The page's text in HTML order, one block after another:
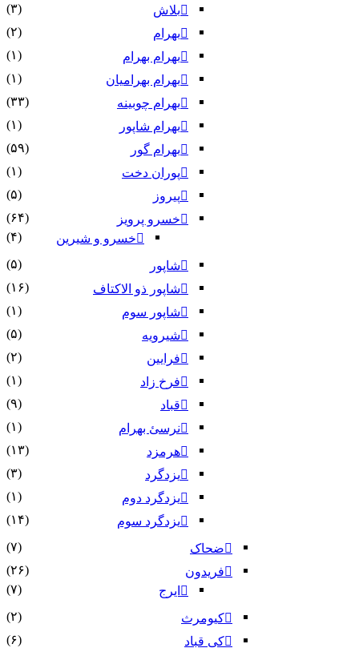
بلاش
(۳)
بهرام
(۲)
بهرام بهرام
(۱)
بهرام بهرامیان‏
(۱)
بهرام چوبینه
(۳۳)
بهرام شاپور
(۱)
بهرام گور
(۵۹)
پوران دخت
(۱)
پیروز
(۵)
خسرو پرویز
(۶۴)
خسرو و شیرین
(۴)
شاپور
(۵)
شاپور ذو الاکتاف
(۱۶)
شاپور سوم‏
(۱)
شیرویه
(۵)
فرایین
(۲)
فرخ زاد
(۱)
قباد
(۹)
نرسئ بهرام‏
(۱)
هرمزد
(۱۳)
یزدگرد
(۳)
یزدگرد دوم
(۱)
یزدگرد سوم
(۱۴)
ضحاک
(۷)
فریدون
(۲۶)
ایرج
(۷)
کیومرث
(۲)
کی قباد
(۶)